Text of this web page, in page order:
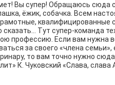
Вы супер! Обращаюсь сюда
ёжик, собачка. Всем
квалифицированные
Тут супер-команда
профессию. Если вам нужна
за своего «члена семьи»,
то вам точно нужно
К. Чуковский «Слава, слава